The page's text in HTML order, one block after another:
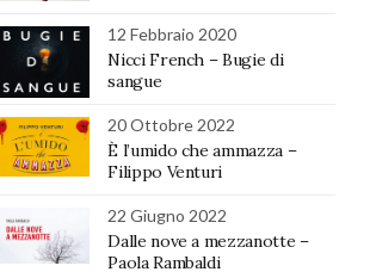
12 Febbraio 2020
Nicci French – Bugie di
sangue
20 Ottobre 2022
È l’umido che ammazza –
Filippo Venturi
22 Giugno 2022
Dalle nove a mezzanotte –
Paola Rambaldi